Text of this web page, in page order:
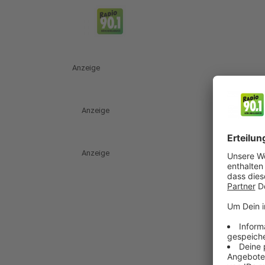
Anzeige
Anzeige
Anzeige